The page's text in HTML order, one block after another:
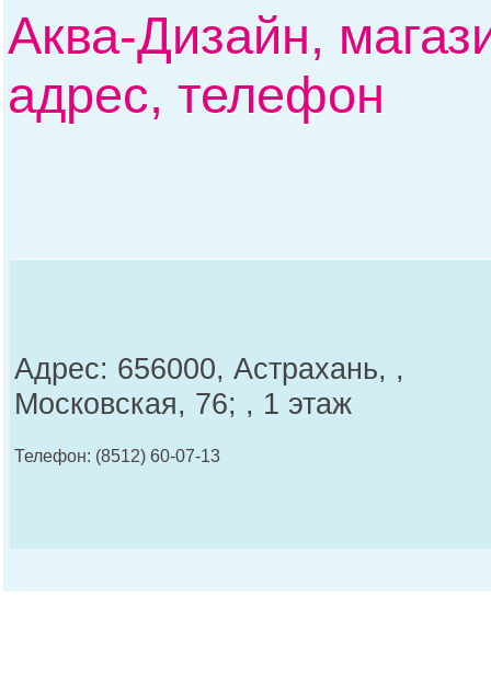
Аква-Дизайн,
адрес, телефон
Адрес: 656000, Астрахань, ,
Московская, 76; , 1 этаж
Телефон: (8512) 60-07-13